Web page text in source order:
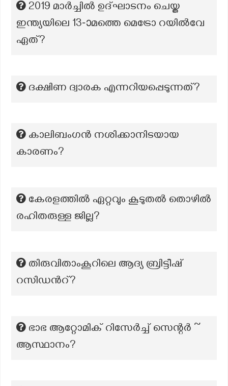
2019 മാർച്ചിൽ ഉദ്ഘാടനം ചെയ്ത
ഇന്ത്യയിലെ 13-ാമത്തെ മെട്രോ റയിൽവേ
ഏത്?
ദക്ഷിണ ദ്വാരക എന്നറിയപ്പെടുന്നത്?
കാലിബംഗൻ നശിക്കാനിടയായ
കാരണം?
കേരളത്തിൽ ഏറ്റവും കൂടുതൽ തൊഴിൽ
രഹിതരുള്ള ജില്ല?
തിരുവിതാംകൂറിലെ ആദ്യ ബ്രിട്ടീഷ്
റസിഡന്‍റ്?
ഭാഭ ആറ്റോമിക് റിസേർച്ച് സെന്റർ ~
ആസ്ഥാനം?